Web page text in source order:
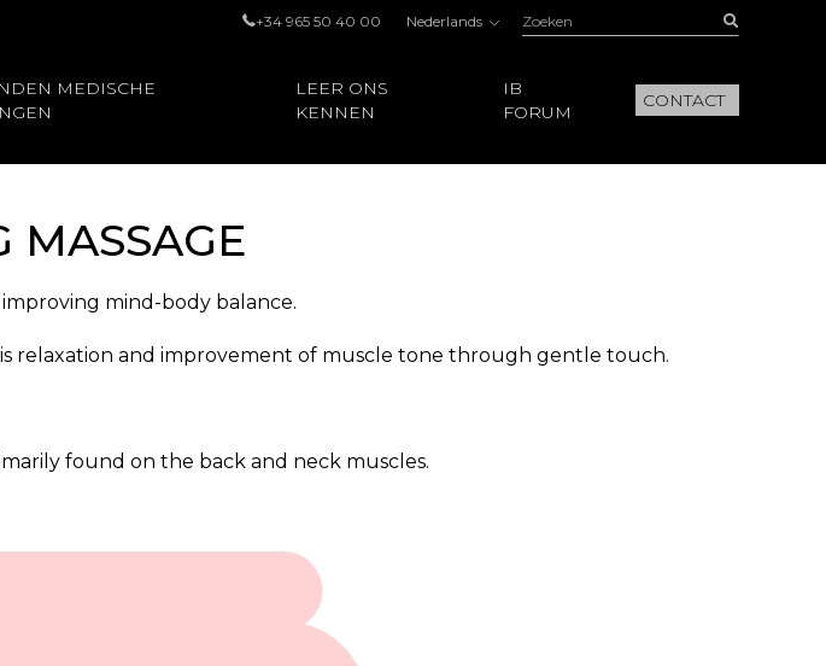
+34 965 50 40 00 Nederlands Zoeken:
MEDISCHE
LEER ONS
KENNEN
IB
FORUM
CONTACT
MASSAGE
mind-body balance.
relaxation and improvement of muscle tone through gentle touch.
found on the back and neck muscles.